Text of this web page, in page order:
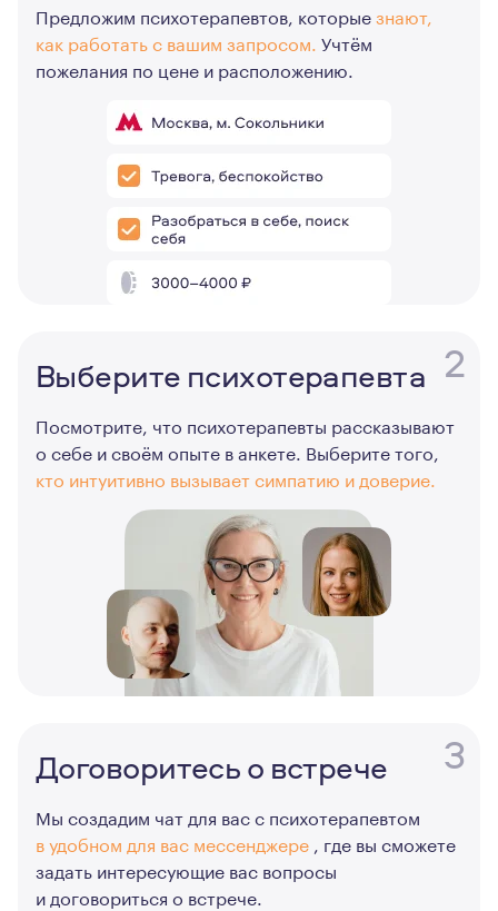
Предложим психотерапевтов, которыезнают,
как работать с вашим запросом. Учтём
пожелания по цене и расположению.
2
Выберите психотерапевта
Посмотрите, что психотерапевты рассказывают
о себе и своём опыте в анкете. Выберите того,
кто интуитивно вызывает симпатию и доверие.
3
Договоритесь о встрече
Мы создадим чат для вас с психотерапевтом
в удобном для вас мессенджере , где вы сможете
задать интересующие вас вопросы
и договориться о встрече.